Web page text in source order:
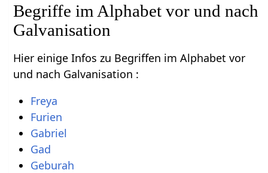
Begriffe im Alphabet vor und nach
Galvanisation
Hier einige Infos zu Begriffen im Alphabet vor
und nach Galvanisation :
Freya
Furien
Gabriel
Gad
Geburah